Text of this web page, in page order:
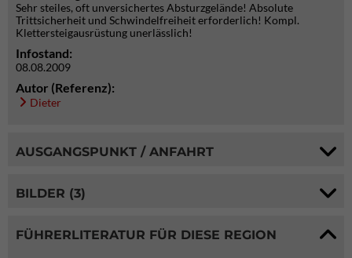
Sehr steiles, oft unversichertes Absturzgelände! Absolute
Trittsicherheit und Schwindelfreiheit erforderlich! Kompl.
Klettersteigausrüstung unerlässlich!
Infostand:
08.08.2009
Autor (Referenz):
Dieter
AUSGANGSPUNKT / ANFAHRT
BILDER (3)
FÜHRERLITERATUR FÜR DIESE REGION